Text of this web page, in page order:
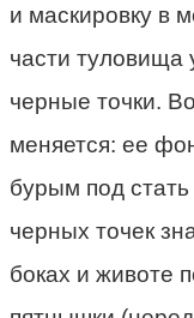
и маскировку в
части туловища
черные точки.
меняется: ее
бурым под
черных точек
боках и животе